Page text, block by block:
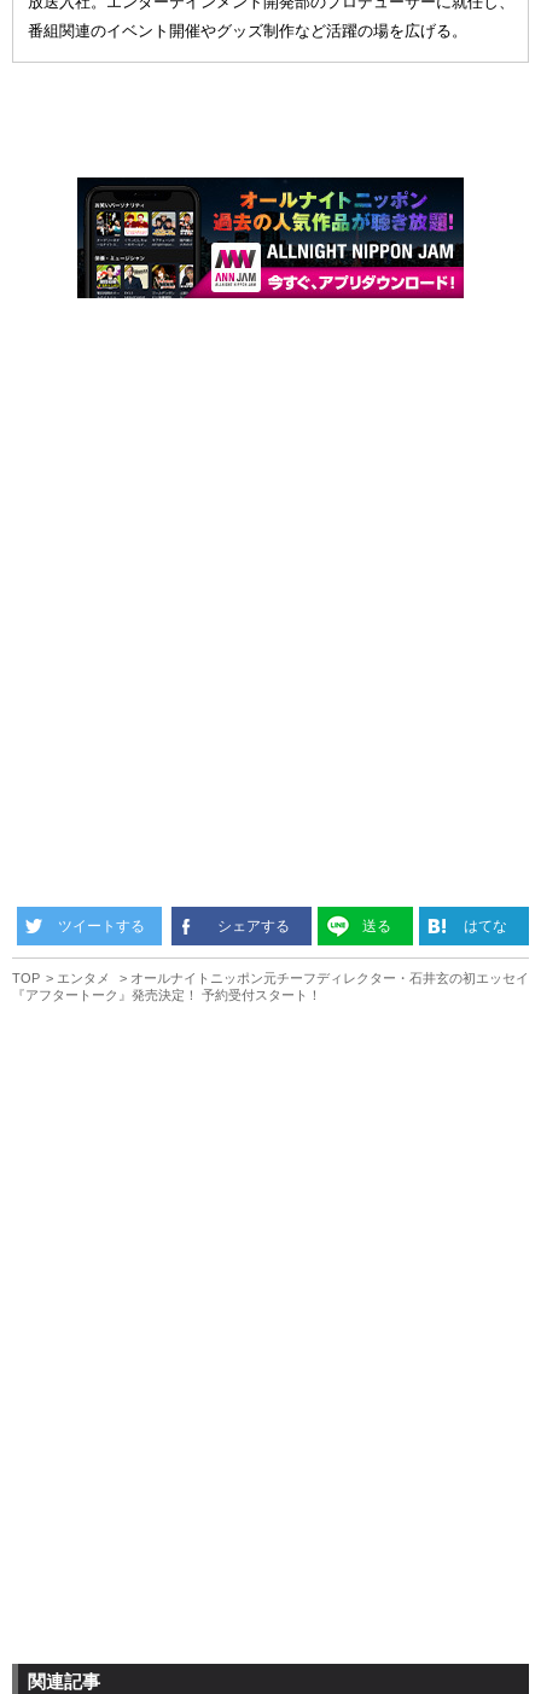
番組関連のイベント開催やグッズ制作など活躍の場を広げる。
ツイートする シェアする 送る はてな
TOP エンタメ
オールナイトニッポン元チーフディレクター・石井玄の初エッセイ
『アフタートーク』発売決定！ 予約受付スタート！
関連記事